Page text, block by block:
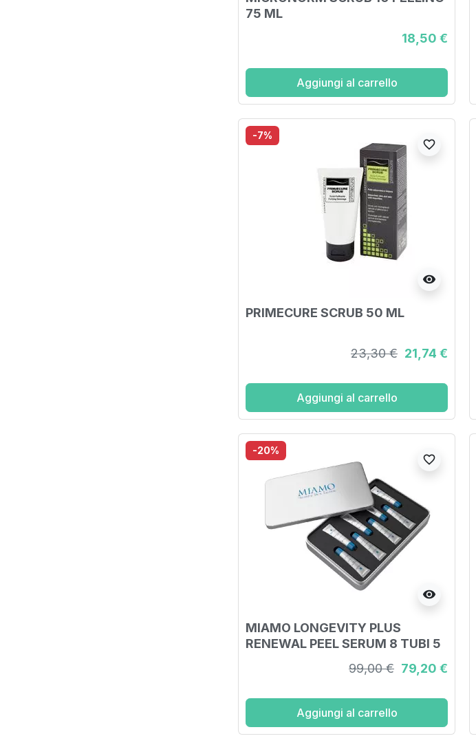
75 ML
18,50 €
Aggiungi al carrello
-7%
visibility
favorite_border
PRIMECURE SCRUB 50 ML
23,30 € 21,74 €
Aggiungi al carrello
-20%
visibility
favorite_border
MIAMO LONGEVITY PLUS
RENEWAL PEEL SERUM 8 TUBI 5
99,00 € 79,20 €
Aggiungi al carrello